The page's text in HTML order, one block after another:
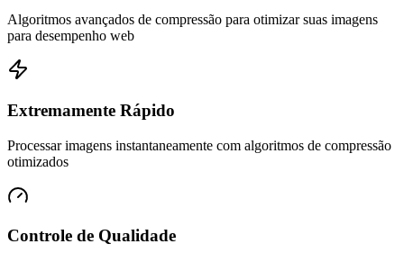
Algoritmos avançados de compressão para otimizar suas imagens
para desempenho web
Extremamente Rápido
Processar imagens instantaneamente com algoritmos de compressão
otimizados
Controle de Qualidade